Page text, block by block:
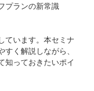
プランの新常識
ています。本セミナ
く解説しながら、
知っておきたいポイ